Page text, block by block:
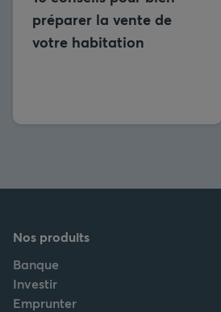
préparer la vente de
votre habitation
Nos produits
Banque
Investir
Emprunter